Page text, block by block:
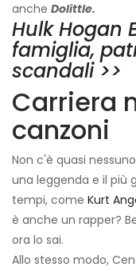
anche Dolittle.
Hulk Hogan
famiglia,
scandali >>
Carriera
canzoni
Non c'è quasi
una leggenda e il più
tempi, come Kurt
è anche un rapper?
ora lo sai.
Allo stesso modo,